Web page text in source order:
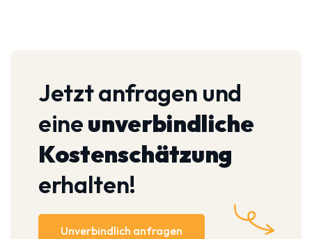
Jetzt anfragen und
eineunverbindliche
Kostenschätzung
erhalten!
Unverbindlich anfragen